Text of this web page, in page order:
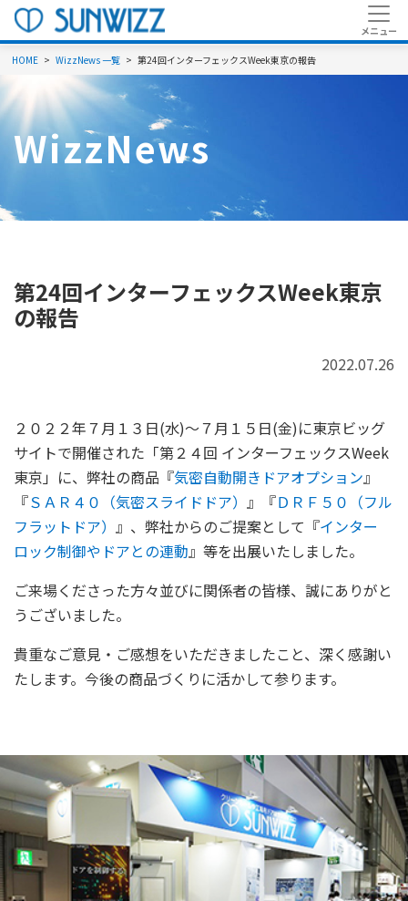
HOME WizzNews 一覧 第24回インターフェックスWeek東京の報告
WizzNews
第24回インターフェックスWeek東京
の報告
2022.07.26
２０２２年７月１３日(水)～７月１５日(金)に東京ビッグ
サイトで開催された「第２４回 インターフェックスWeek
東京」に、弊社の商品『気密自動開きドアオプション』
『ＳＡ Ｒ４０（気密スライドドア） 』『ＤＲＦ ５０（フル
フラットドア） 』、弊社からのご提案として『インター
ロック制御やドアとの連動』等を出展いたしました。
ご来場くださった方々並びに関係者の皆様、誠にありがと
うございました。
貴重なご意見・ご感想をいただきましたこと、深く感謝い
たします。今後の商品づくりに活かして参ります。